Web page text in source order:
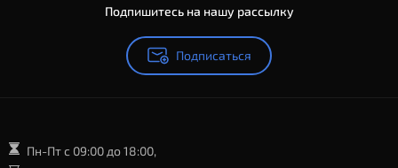
Подпишитесь на нашу рассылку
Подписаться
Пн-Пт с 09:00 до 18:00,